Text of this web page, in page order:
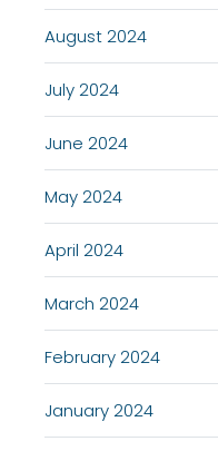
August 2024
July 2024
June 2024
May 2024
April 2024
March 2024
February 2024
January 2024